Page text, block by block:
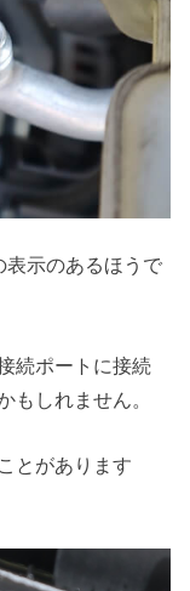
表示のあるほうで
続ポートに接続
もしれません。
とがあります